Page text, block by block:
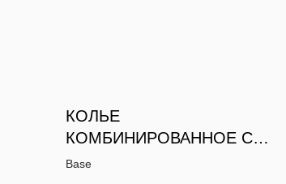
КОЛЬЕ
КОМБИНИРОВАННОЕ С
ЦЕПЬЮ И КУБИКАМИ
Base